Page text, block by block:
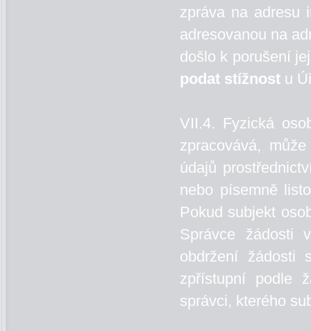
zpráva na adresu
adresovanou na
došlo k porušení
podat stížnost u
VII.4. Fyzická
zpracovává,
údajů
nebo písemně
Pokud subjekt
Správce žádosti
obdržení žádosti
zpřístupní podle
správci, kterého